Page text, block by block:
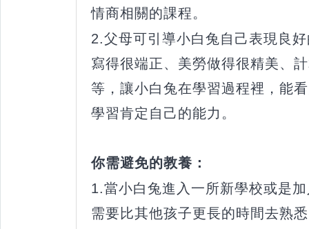
情商相關的課程。
2.父母可引導小白兔自己表現良
寫得很端正、美勞做得很精美、
等，讓小白兔在學習過程裡，能
學習肯定自己的能力。
你需避免的教養：
1.當小白兔進入一所新學校或是
需要比其他孩子更長的時間去熟